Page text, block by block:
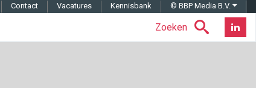
Zoeken
Contact Vacatures Kennisbank © BBP Media B.V.